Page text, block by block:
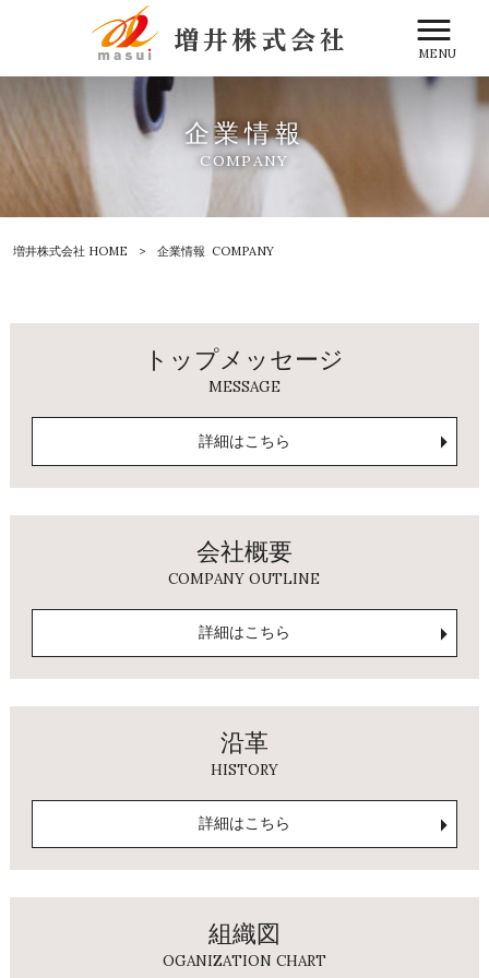
MENU
企業情報
COMPANY
増井株式会社 HOME > 企業情報 COMPANY
トップメッセージ
MESSAGE
詳細はこちら
会社概要
COMPANY OUTLINE
詳細はこちら
沿革
HISTORY
詳細はこちら
組織図
OGANIZATION CHART